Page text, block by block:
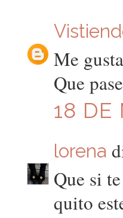
Me
Que
18 DE
lorena
Que si
quito